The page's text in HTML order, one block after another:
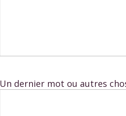
Un dernier mot ou autres